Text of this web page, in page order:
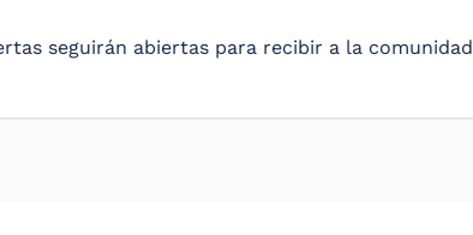
seguirán abiertas para recibir a la comunidad